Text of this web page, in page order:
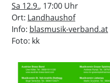
Sa 12.9., 17:00 Uhr
Ort: Landhaushof
Info: blasmusik-verband.at
Foto: kk